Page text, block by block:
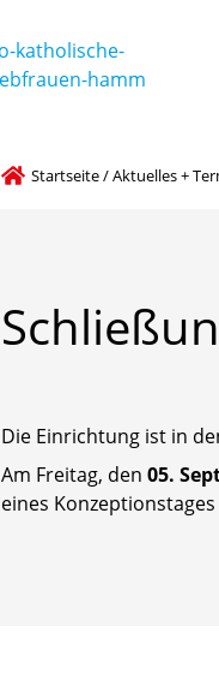
Startseite/Aktuelles +
Die Einrichtung ist in
Am Freitag, den 05.
eines